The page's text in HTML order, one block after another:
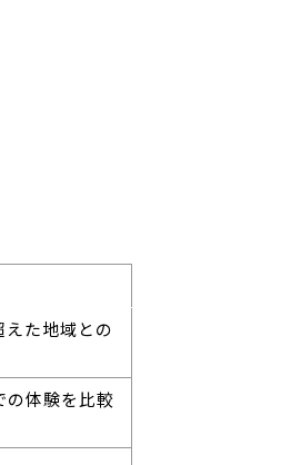
た地域との
の体験を比較